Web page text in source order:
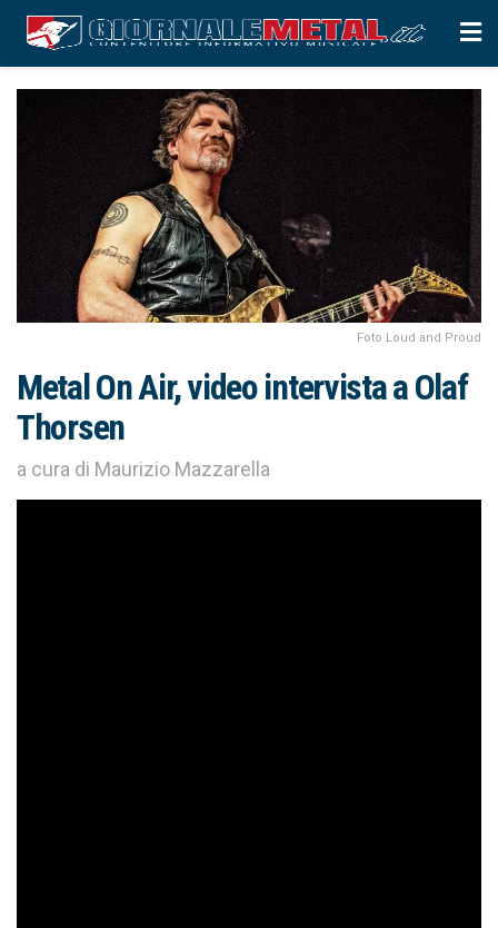
Foto Loud and Proud
Metal On Air, video intervista a Olaf
Thorsen
a cura di Maurizio Mazzarella